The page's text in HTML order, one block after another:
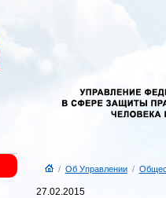
/ Об Управлении/
27.02.2015